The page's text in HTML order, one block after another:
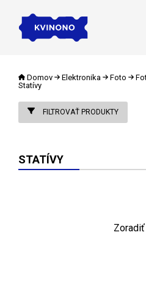
Domov Elektronika Foto
Statívy
FILTROVAŤ PRODUKTY
STATÍVY
Zoradiť